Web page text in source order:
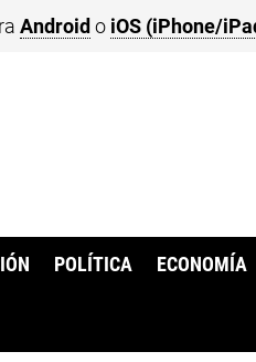
Android o iOS (iPhone/
POLÍTICA ECONOMÍA